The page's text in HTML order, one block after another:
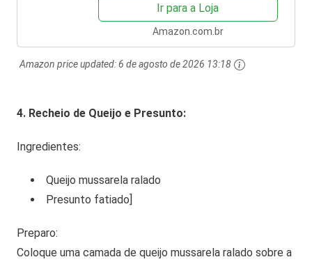
Ir para a Loja
Amazon.com.br
Amazon price updated:6 de agosto de 2026 13:18
4. Recheio de Queijo e Presunto:
Ingredientes:
Queijo mussarela ralado
Presunto fatiado]
Preparo:
Coloque uma camada de queijo mussarela ralado sobre a